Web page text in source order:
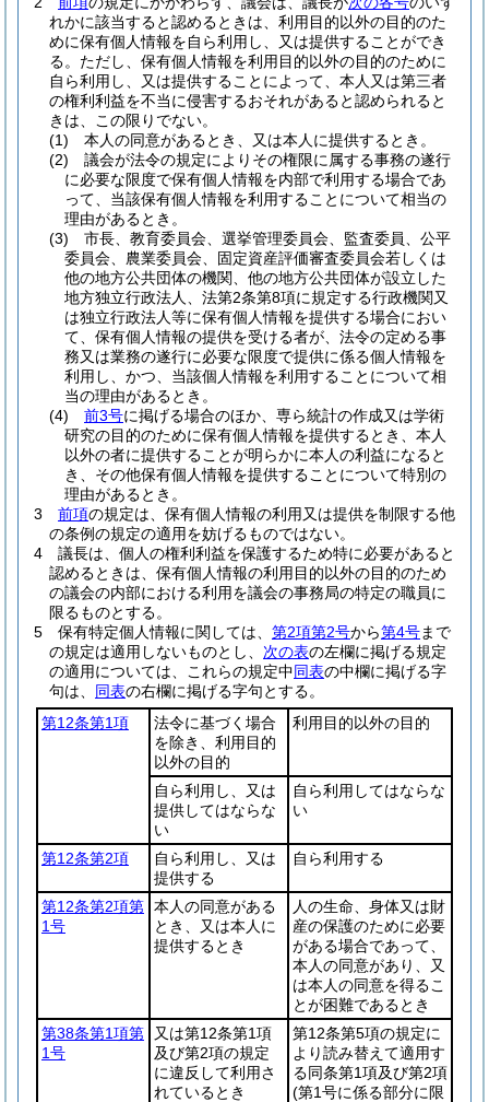
れかに該当すると認めるときは、利用目的以外の目的のた
めに保有個人情報を自ら利用し、又は提供することができ
る。 ただし、保有個人情報を利用目的以外の目的のために
自ら利用し、又は提供することによって、本人又は第三者
の権利利益を不当に侵害するおそれがあると認められると
きは、この限りでない。
(1)
本人の同意があるとき、又は本人に提供するとき。
(2)
議会が法令の規定によりその権限に属する事務の遂行
に必要な限度で保有個人情報を内部で利用する場合であ
って、当該保有個人情報を利用することについて相当の
理由があるとき。
(3)
市長、教育委員会、選挙管理委員会、監査委員、公平
委員会、農業委員会、固定資産評価審査委員会若しくは
他の地方公共団体の機関、他の地方公共団体が設立した
地方独立行政法人、法第2条第8項に規定する行政機関又
は独立行政法人等に保有個人情報を提供する場合におい
て、保有個人情報の提供を受ける者が、法令の定める事
務又は業務の遂行に必要な限度で提供に係る個人情報を
利用し、かつ、当該個人情報を利用することについて相
当の理由があるとき。
(4)
前3号に掲げる場合のほか、専ら統計の作成又は学術
研究の目的のために保有個人情報を提供するとき、本人
以外の者に提供することが明らかに本人の利益になると
き、その他保有個人情報を提供することについて特別の
理由があるとき。
3
前項の規定は、保有個人情報の利用又は提供を制限する他
の条例の規定の適用を妨げるものではない。
4
議長は、個人の権利利益を保護するため特に必要があると
認めるときは、保有個人情報の利用目的以外の目的のため
の議会の内部における利用を議会の事務局の特定の職員に
限るものとする。
5
保有特定個人情報に関しては、 第2項第2号から第4号まで
の規定は適用しないものとし、 次の表の左欄に掲げる規定
の適用については、これらの規定中同表の中欄に掲げる字
句は、 同表の右欄に掲げる字句とする。
第12条第1項
法令に基づく場合
を除き、利用目的
以外の目的
利用目的以外の目的
自ら利用し、又は
提供してはならな
い
自ら利用してはならな
い
第12条第2項
自ら利用し、又は
提供する
自ら利用する
第12条第2項第
1号
本人の同意がある
とき、又は本人に
提供するとき
人の生命、身体又は財
産の保護のために必要
がある場合であって、
本人の同意があり、又
は本人の同意を得るこ
とが困難であるとき
第38条第1項第
1号
又は第12条第1項
及び第2項の規定
に違反して利用さ
れているとき
第12条第5項の規定に
より読み替えて適用す
る同条第1項及び第2項
(第1号に係る部分に限